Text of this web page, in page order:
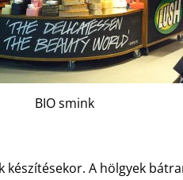
BIO smink
készítésekor. A hölgyek